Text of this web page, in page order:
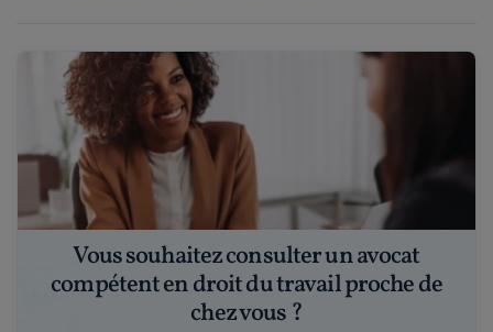
Vous souhaitez consulter un avocat
compétent en droit du travail proche de
chez vous ?